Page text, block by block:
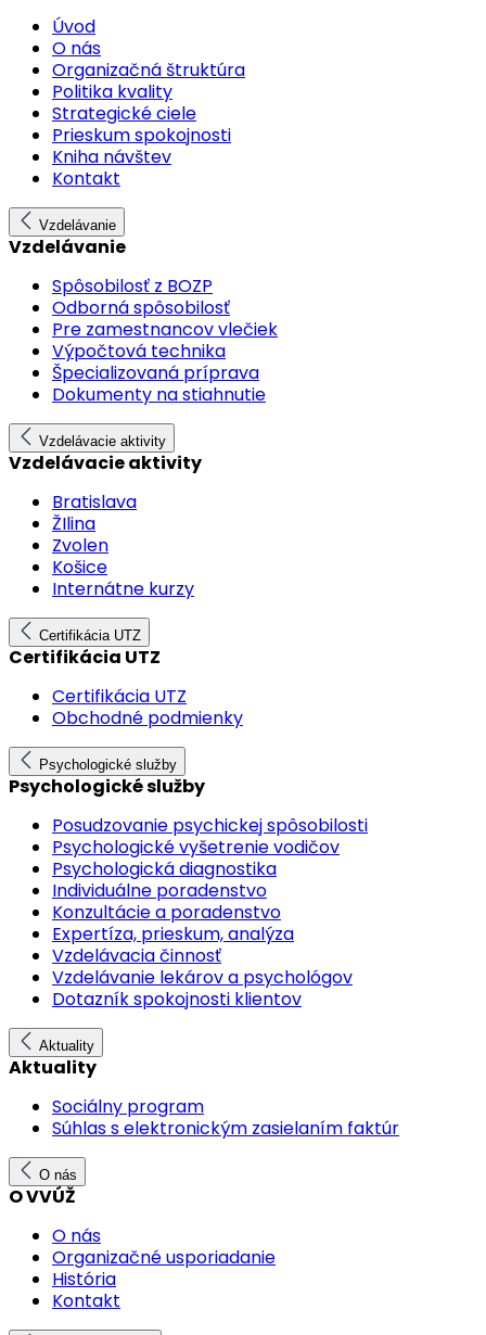
Úvod
O nás
Organizačná štruktúra
Politika kvality
Strategické ciele
Prieskum spokojnosti
Kniha návštev
Kontakt
Vzdelávanie
Vzdelávanie
Spôsobilosť z BOZP
Odborná spôsobilosť
Pre zamestnancov vlečiek
Výpočtová technika
Špecializovaná príprava
Dokumenty na stiahnutie
Vzdelávacie aktivity
Vzdelávacie aktivity
Bratislava
ŽIlina
Zvolen
Košice
Internátne kurzy
Certifikácia UTZ
Certifikácia UTZ
Certifikácia UTZ
Obchodné podmienky
Psychologické služby
Psychologické služby
Posudzovanie psychickej spôsobilosti
Psychologické vyšetrenie vodičov
Psychologická diagnostika
Individuálne poradenstvo
Konzultácie a poradenstvo
Expertíza, prieskum, analýza
Vzdelávacia činnosť
Vzdelávanie lekárov a psychológov
Dotazník spokojnosti klientov
Aktuality
Aktuality
Sociálny program
Súhlas s elektronickým zasielaním faktúr
O nás
O VVÚŽ
O nás
Organizačné usporiadanie
História
Kontakt